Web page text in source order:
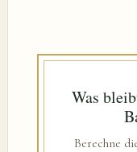
Was
Berechne